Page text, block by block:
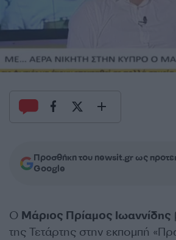
Προσθήκη του newsit.gr ως
Google
Ο Μάριος Πρίαμος Ιωαννίδης
της Τετάρτης στην εκπομπή